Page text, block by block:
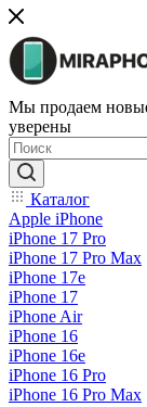
Мы продаем
уверены
Каталог
Apple iPhone
iPhone 17 Pro
iPhone 17 Pro Max
iPhone 17e
iPhone 17
iPhone Air
iPhone 16
iPhone 16e
iPhone 16 Pro
iPhone 16 Pro Max